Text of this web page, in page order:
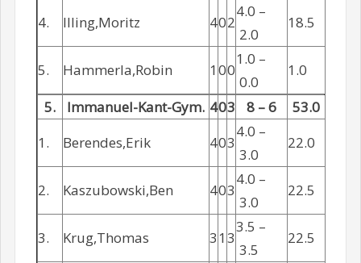
4. Illing,Moritz 402
4.0 –
2.0
18.5
5. Hammerla,Robin 100
1.0 –
0.0
1.0
5.
Immanuel-Kant-Gym. 403 8 – 6
53.0
1.
Berendes,Erik 403
4.0 –
3.0
22.0
2. Kaszubowski,Ben 403
4.0 –
3.0
22.5
3. Krug,Thomas 313
3.5 –
3.5
22.5